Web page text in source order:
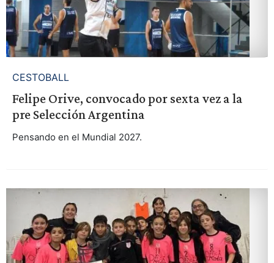
CESTOBALL
Felipe Orive, convocado por sexta vez a la
pre Selección Argentina
Pensando en el Mundial 2027.